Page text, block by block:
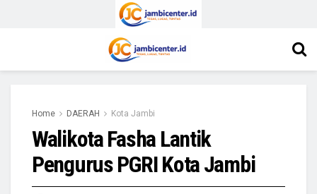
Home DAERAH Kota Jambi
Walikota Fasha Lantik
Pengurus PGRI Kota Jambi